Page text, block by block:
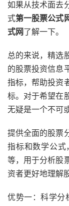
如果从技术面去
式第一股票公式
式网了解一下。
总的来说，精选
的股票投资信息
指标，帮助投资
标。对于希望在
无疑是一个不可
提供全面的股票
指标和数学公式
等，用于分析股
资者更好地理解
优势一：科学分